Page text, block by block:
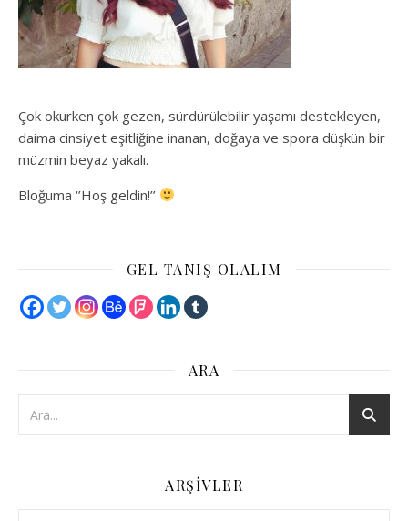
Çok okurken çok gezen, sürdürülebilir yaşamı destekleyen,
daima cinsiyet eşitliğine inanan, doğaya ve spora düşkün bir
müzmin beyaz yakalı.
Bloğuma ‘’Hoş geldin!’’
GEL TANIŞ OLALIM
ARA
ARŞIVLER